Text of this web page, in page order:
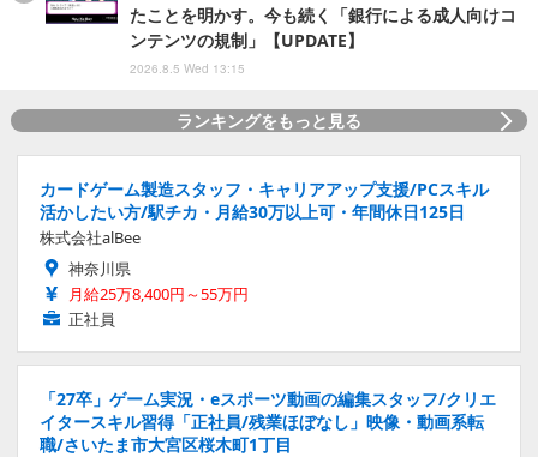
たことを明かす。今も続く「銀行による成人向けコ
ンテンツの規制」【UPDATE】
2026.8.5 Wed 13:15
ランキングをもっと見る
カードゲーム製造スタッフ・キャリアアップ支援/PCスキル
活かしたい方/駅チカ・月給30万以上可・年間休日125日
株式会社alBee
神奈川県
月給25万8,400円～55万円
正社員
「27卒」ゲーム実況・eスポーツ動画の編集スタッフ/クリエ
イタースキル習得「正社員/残業ほぼなし」映像・動画系転
職/さいたま市大宮区桜木町1丁目